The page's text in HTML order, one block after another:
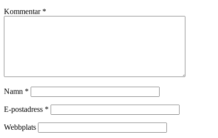
Kommentar *
Namn *
E-postadress *
Webbplats